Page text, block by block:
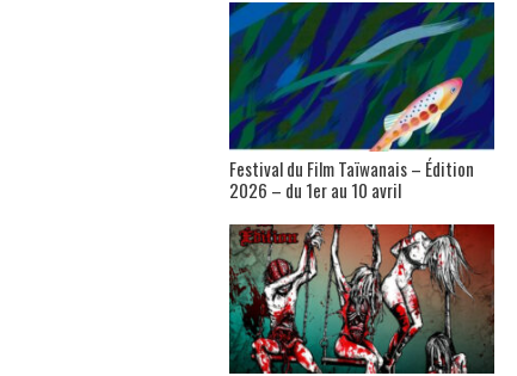
Festival du Film Taïwanais – Édition
2026 – du 1er au 10 avril